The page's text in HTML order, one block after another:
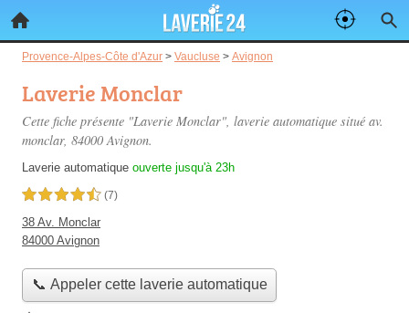
Provence-Alpes-Côte d'Azur > Vaucluse > Avignon
Laverie Monclar
Cette fiche présente "Laverie Monclar", laverie automatique situé av.
monclar, 84000 Avignon.
Laverie automatique ouverte jusqu'à 23h
4,5 étoiles sur 5 (7)
38 Av. Monclar
84000 Avignon
📞 Appeler cette laverie automatique